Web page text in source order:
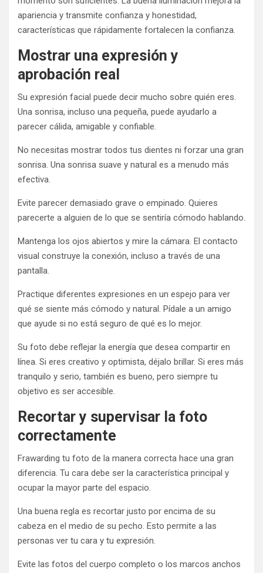
apariencia y transmite confianza y honestidad,
características que rápidamente fortalecen la confianza.
Mostrar una expresión y
aprobación real
Su expresión facial puede decir mucho sobre quién eres.
Una sonrisa, incluso una pequeña, puede ayudarlo a
parecer cálida, amigable y confiable.
No necesitas mostrar todos tus dientes ni forzar una gran
sonrisa. Una sonrisa suave y natural es a menudo más
efectiva.
Evite parecer demasiado grave o empinado. Quieres
parecerte a alguien de lo que se sentiría cómodo hablando.
Mantenga los ojos abiertos y mire la cámara. El contacto
visual construye la conexión, incluso a través de una
pantalla.
Practique diferentes expresiones en un espejo para ver
qué se siente más cómodo y natural. Pídale a un amigo
que ayude si no está seguro de qué es lo mejor.
Su foto debe reflejar la energía que desea compartir en
línea. Si eres creativo y optimista, déjalo brillar. Si eres más
tranquilo y serio, también es bueno, pero siempre tu
objetivo es ser accesible.
Recortar y supervisar la foto
correctamente
Frawarding tu foto de la manera correcta hace una gran
diferencia. Tu cara debe ser la característica principal y
ocupar la mayor parte del espacio.
Una buena regla es recortar justo por encima de su
cabeza en el medio de su pecho. Esto permite a las
personas ver tu cara y tu expresión.
Evite las fotos del cuerpo completo o los marcos anchos